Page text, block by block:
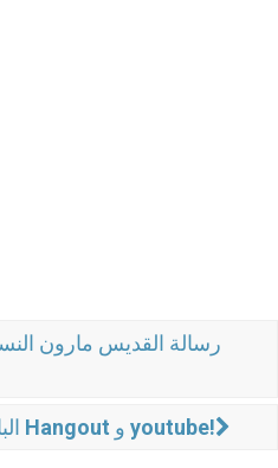
رسالة القديس مارون
البابا يلتقي اليوم بالأطفال على Hangout و youtube!